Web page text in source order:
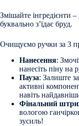
Змішайте інгредієнти
буквально з’їдає бруд.
Очищуємо ручки за 3
Нанесення:
нанесіть піну на
Пауза: Залиште
активні
навіть
Фінальний
вологою
зусиль!